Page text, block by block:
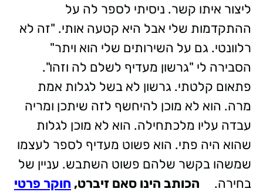
ליצור איתו קשר. ניסיתי לספר לה על
ההתקדמות שלי אבל היא קטעה אותי. "זה לא
רלוונטי. גם על השירותים שלי הוא ויתר"
הסבירה לי "גרשון מעדיף לשלם לה וזהו".
פתאום קלטתי. גרשון לא בשל לגלות אמת
מרה. הוא לא מוכן להיחשף לזה שיתכן ומריה
עבדה עליו מלכתחילה. הוא לא מוכן לגלות
שהוא היה פתי. הוא פשוט מעדיף לספר לעצמו
שמשהו בקשר שלהם פשוט השתבש. עניין של
בחירה. הכותב הינו סאם זיברט, חוקר פרטי